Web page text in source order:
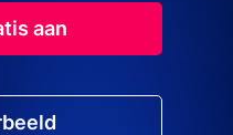
aan